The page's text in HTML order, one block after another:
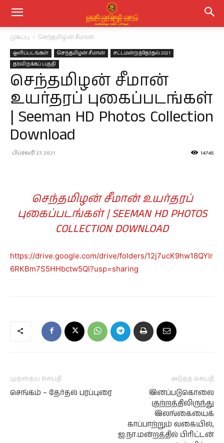
முகப்பு செந்தமிழன் சீமான்
ஒளிப்படங்கள் செந்தமிழன் சீமான்
சட்டமன்றத்தேர்தல் 2021
தரவிறக்கப் பகுதி
செந்தமிழன் சீமான்
உயர்தரப் புகைப்படங்கள்
| Seeman HD Photos Collection
Download
பிப்ரவரி 27, 2021 14745
செந்தமிழன் சீமான் உயர்தரப்
புகைப்படங்கள் | SEEMAN HD PHOTOS
COLLECTION DOWNLOAD
https://drive.google.com/drive/folders/12j7ucK9hw18QYIr
6RKBm7S5HHbctw5Ql?usp=sharing
முந்தைய செய்தி
செங்கம் – தேர்தல் பரப்புரை
அடுத்த செய்தி
இனப்படுகொலை
குற்றத்திலிருந்து
இலங்கையைக்
காப்பாற்றும் வகையில்,
ஐ.நா.மன்றத்தில் பிரிட்டன்